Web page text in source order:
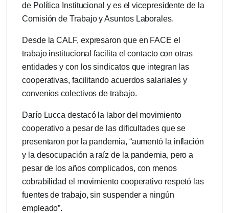
de Política Institucional y es el vicepresidente de la
Comisión de Trabajo y Asuntos Laborales.
Desde la CALF, expresaron que en FACE el
trabajo institucional facilita el contacto con otras
entidades y con los sindicatos que integran las
cooperativas, facilitando acuerdos salariales y
convenios colectivos de trabajo.
Darío Lucca destacó la labor del movimiento
cooperativo a pesar de las dificultades que se
presentaron por la pandemia, “aumentó la inflación
y la desocupación a raíz de la pandemia, pero a
pesar de los años complicados, con menos
cobrabilidad el movimiento cooperativo respetó las
fuentes de trabajo, sin suspender a ningún
empleado”.